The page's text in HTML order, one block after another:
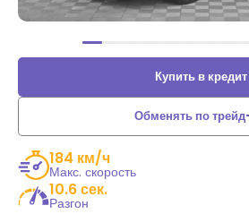
Купить в кредит
Обменять по
184 км/ч
Макс. скорость
10.6 сек.
Разгон